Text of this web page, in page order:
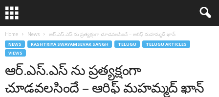
Home News ఆర్‌.ఎస్‌.ఎస్‌ ను ప్రత్యక్షంగా చూడవలసిందే – ఆరిఫ్‌ మహమ్మద్‌ ఖాన్‌
NEWS RASHTRIYA SWAYAMSEVAK SANGH TELUGU
TELUGU ARTICLES
VIEWS
ఆర్‌.ఎస్‌.ఎస్‌ ను ప్రత్యక్షంగా
చూడవలసిందే – ఆరిఫ్‌ మహమ్మద్‌ ఖాన్‌